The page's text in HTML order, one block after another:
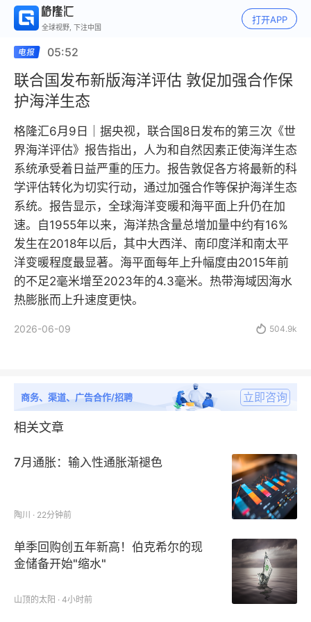
全球视野, 下注中国
打开APP
05:52
联合国发布新版海洋评估 敦促加强合作保
护海洋生态
格隆汇6月9日｜据央视，联合国8日发布的第三次《世
界海洋评估》报告指出，人为和自然因素正使海洋生态
系统承受着日益严重的压力。报告敦促各方将最新的科
学评估转化为切实行动，通过加强合作等保护海洋生态
系统。报告显示，全球海洋变暖和海平面上升仍在加
速。自1955年以来，海洋热含量总增加量中约有16%
发生在2018年以后，其中大西洋、南印度洋和南太平
洋变暖程度最显著。海平面每年上升幅度由2015年前
的不足2毫米增至2023年的4.3毫米。热带海域因海水
热膨胀而上升速度更快。
2026-06-09  504.9k
商务、渠道、广告合作/招聘 立即咨询
相关文章
7月通胀：输入性通胀渐褪色
陶川 · 22分钟前
单季回购创五年新高！伯克希尔的现
金储备开始"缩水"
山顶的太阳 · 4小时前